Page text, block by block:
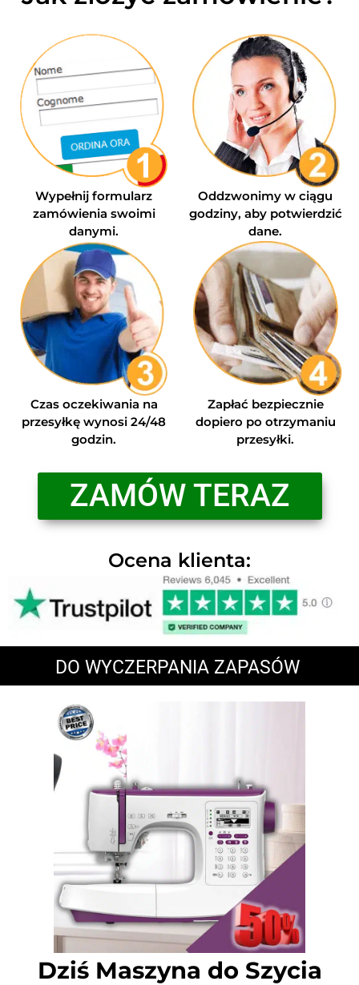
Wypełnij formularz
zamówienia swoimi
danymi.
Oddzwonimy w ciągu
godziny, aby potwierdzić
dane.
Czas oczekiwania na
przesyłkę wynosi 24/48
godzin.
Zapłać bezpiecznie
dopiero po otrzymaniu
przesyłki.
ZAMÓW TERAZ
Ocena klienta:
DO WYCZERPANIA ZAPASÓW
Dziś Maszyna do Szycia